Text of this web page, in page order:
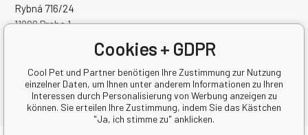
Rybná 716/24
11000 Praha 1
Handelsregister Nr.: 60745291
Steuernum.: CZ60745291
Cookies + GDPR
Cool Pet und Partner benötigen Ihre Zustimmung zur Nutzung
einzelner Daten, um Ihnen unter anderem Informationen zu Ihren
Interessen durch Personalisierung von Werbung anzeigen zu
können. Sie erteilen Ihre Zustimmung, indem Sie das Kästchen
"Ja, ich stimme zu" anklicken.